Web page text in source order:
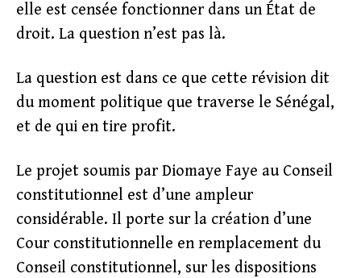
elle est censée fonctionner dans un État de
droit. La question n’est pas là.
La question est dans ce que cette révision dit
du moment politique que traverse le Sénégal,
et de qui en tire profit.
Le projet soumis par Diomaye Faye au Conseil
constitutionnel est d’une ampleur
considérable. Il porte sur la création d’une
Cour constitutionnelle en remplacement du
Conseil constitutionnel, sur les dispositions